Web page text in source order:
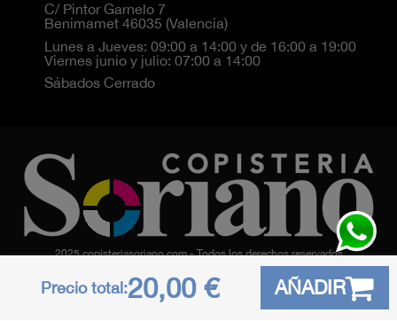
Precio total:20,00 € AÑADIR
C/ Pintor Garnelo 7
Benimamet 46035 (Valencia)
Lunes a Jueves: 09:00 a 14:00 y de 16:00 a 19:00
Viernes junio y julio: 07:00 a 14:00
Sábados Cerrado
2025 copisteriasoriano.com - Todos los derechos reservados
Soluciones Web 365